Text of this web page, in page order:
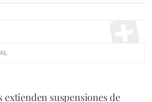
extienden suspensiones de